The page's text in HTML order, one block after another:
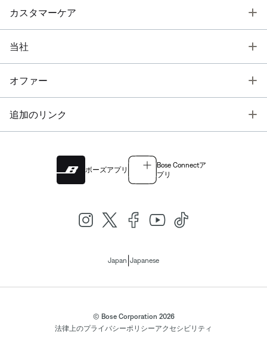
カスタマーケア
当社
オファー
追加のリンク
ボーズアプリ
Bose Connectア
プリ
Japan Japanese
© Bose Corporation 2026
法律上のプライバシーポリシーアクセシビリティ